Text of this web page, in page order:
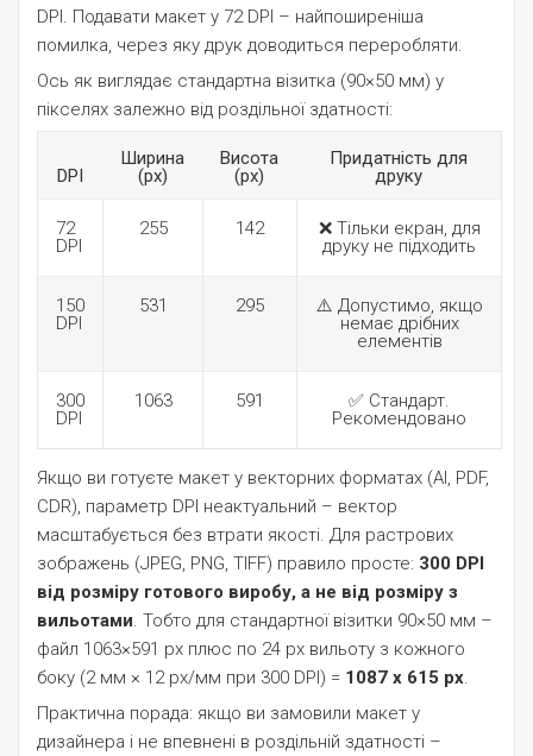
DPI. Подавати макет у 72 DPI – найпоширеніша
помилка, через яку друк доводиться переробляти.
Ось як виглядає стандартна візитка (90×50 мм) у
пікселях залежно від роздільної здатності:
DPI
Ширина
(px)
Висота
(px)
Придатність для
друку
72
DPI
255 142
❌ Тільки екран, для
друку не підходить
150
DPI
531 295
⚠️ Допустимо, якщо
немає дрібних
елементів
300
DPI
1063 591
✅ Стандарт.
Рекомендовано
Якщо ви готуєте макет у векторних форматах (AI, PDF,
CDR), параметр DPI неактуальний – вектор
масштабується без втрати якості. Для растрових
зображень (JPEG, PNG, TIFF) правило просте: 300 DPI
від розміру готового виробу, а не від розміру з
вильотами. Тобто для стандартної візитки 90×50 мм –
файл 1063×591 px плюс по 24 px вильоту з кожного
боку (2 мм × 12 px/мм при 300 DPI) = 1087 х 615 px.
Практична порада: якщо ви замовили макет у
дизайнера і не впевнені в роздільній здатності –